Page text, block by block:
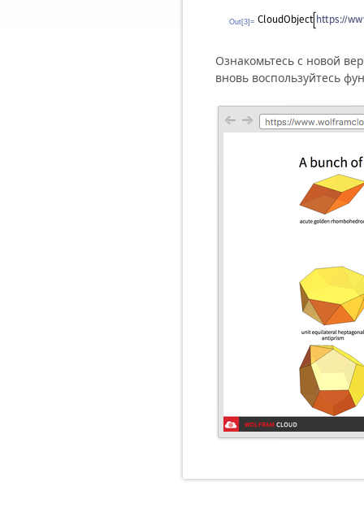
Out[3]=
Ознакомьтесь с новой
вновь воспользуйтесь